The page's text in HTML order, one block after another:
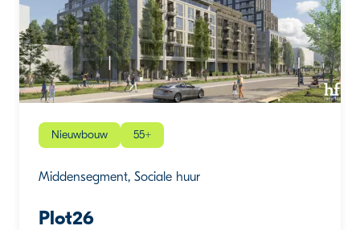
Nieuwbouw 55+
Middensegment, Sociale huur
Plot26